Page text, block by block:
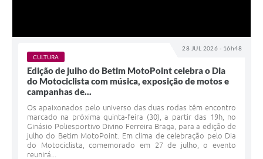
28 JUL 2026 - 16h48
CULTURA
Edição de julho do Betim MotoPoint celebra o Dia
do Motociclista com música, exposição de motos e
campanhas de...
Os apaixonados pelo universo das duas rodas têm encontro
marcado na próxima quinta-feira (30), a partir das 19h, no
Ginásio Poliesportivo Divino Ferreira Braga, para a edição de
julho do Betim MotoPoint. Em clima de celebração pelo Dia
do Motociclista, comemorado em 27 de julho, o evento
reunirá...